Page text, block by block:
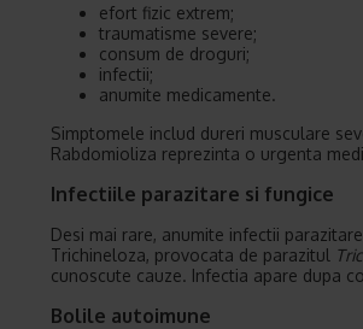
efort fizic extrem;
traumatisme severe;
consum de droguri;
infectii;
anumite medicamente.
Simptomele includ dureri musculare
Rabdomioliza reprezinta o urgenta
Infectiile parazitare si fungice
Desi mai rare, anumite infectii
Trichineloza, provocata de parazitul
cunoscute cauze. Infectia apare dupa
Bolile autoimune